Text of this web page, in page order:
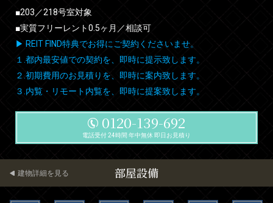
■203／218号室対象
■実質フリーレント0.5ヶ月／相談可
▶ REIT FIND特典でお得にご契約くださいませ。
１.都内最安値での契約を、即時に提示致します。
２.初期費用のお見積りを、即時に案内致します。
３.内覧・リモート内覧を、即時に提案致します。
0120-139-692
電話受付 24時間 年中無休 即日お見積り
部屋設備
建物詳細を見る